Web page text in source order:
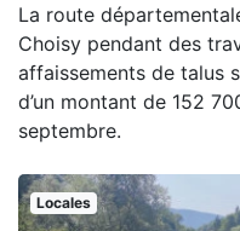
La route
Choisy pendant des
affaissements de talus
d’un montant de 152
septembre.
Locales